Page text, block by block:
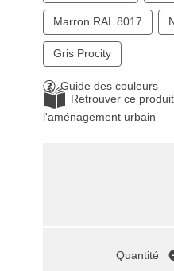
Marron RAL 8017
Gris Procity
Guide des couleurs
Retrouver ce
l'aménagement urbain
Quantité